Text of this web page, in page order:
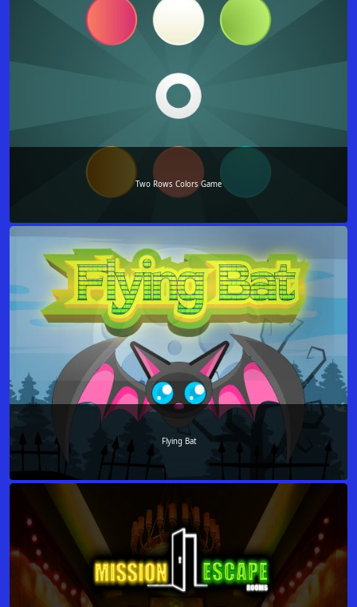
Two Rows Colors Game
Flying Bat